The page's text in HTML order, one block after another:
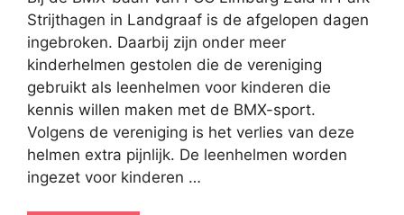
Strijthagen in Landgraaf is de afgelopen dagen
ingebroken. Daarbij zijn onder meer
kinderhelmen gestolen die de vereniging
gebruikt als leenhelmen voor kinderen die
kennis willen maken met de BMX-sport.
Volgens de vereniging is het verlies van deze
helmen extra pijnlijk. De leenhelmen worden
ingezet voor kinderen …